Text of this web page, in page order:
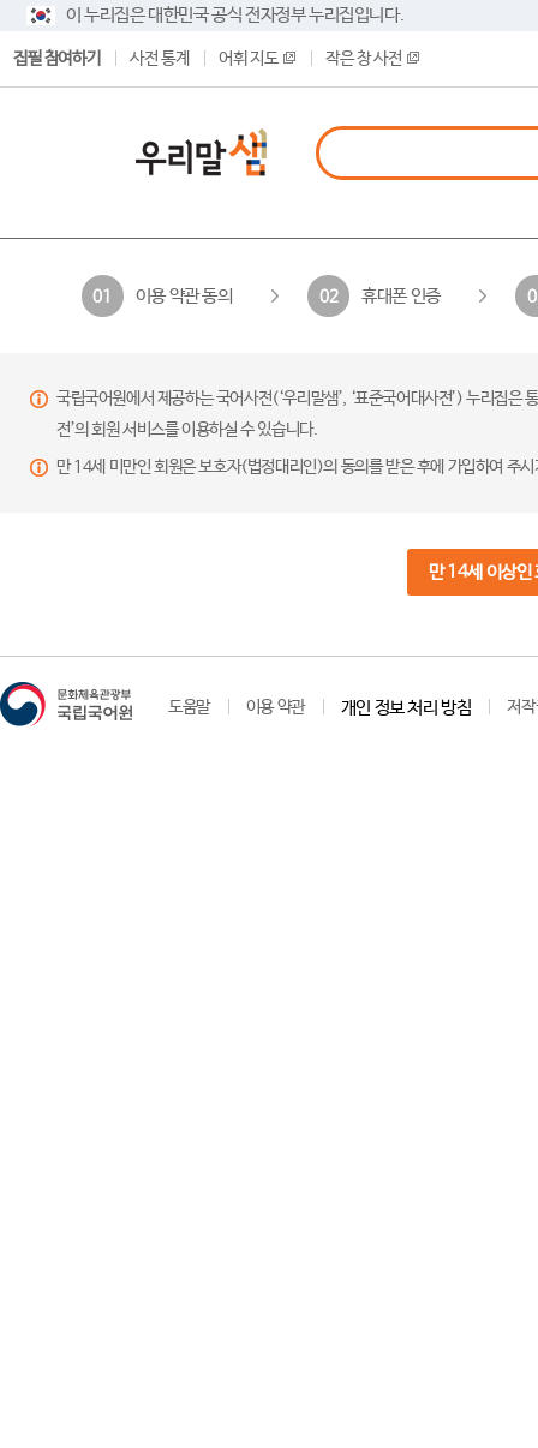
이 누리집은 대한민국 공식 전자정부 누리집입니다.
집필 참여하기 사전 통계 어휘 지도 작은 창 사전
01 이용 약관 동의 02 휴대폰 인증
국립국어원에서 제공하는 국어사전(‘우리말샘’, ‘표준국어대사전’) 누리집
전’의 회원 서비스를 이용하실 수 있습니다.
만 14세 미만인 회원은 보호자(법정대리인)의 동의를 받은 후에 가입하여 주
만 14세 이상인
도움말 이용 약관 개인 정보 처리 방침 저